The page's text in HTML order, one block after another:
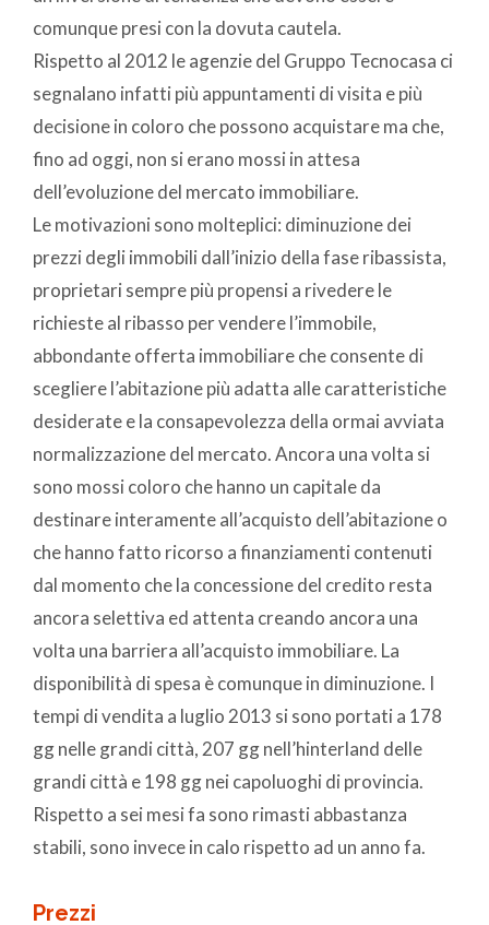
comunque presi con la dovuta cautela.
Rispetto al 2012 le agenzie del Gruppo Tecnocasa ci
segnalano infatti più appuntamenti di visita e più
decisione in coloro che possono acquistare ma che,
fino ad oggi, non si erano mossi in attesa
dell’evoluzione del mercato immobiliare.
Le motivazioni sono molteplici: diminuzione dei
prezzi degli immobili dall’inizio della fase ribassista,
proprietari sempre più propensi a rivedere le
richieste al ribasso per vendere l’immobile,
abbondante offerta immobiliare che consente di
scegliere l’abitazione più adatta alle caratteristiche
desiderate e la consapevolezza della ormai avviata
normalizzazione del mercato. Ancora una volta si
sono mossi coloro che hanno un capitale da
destinare interamente all’acquisto dell’abitazione o
che hanno fatto ricorso a finanziamenti contenuti
dal momento che la concessione del credito resta
ancora selettiva ed attenta creando ancora una
volta una barriera all’acquisto immobiliare. La
disponibilità di spesa è comunque in diminuzione. I
tempi di vendita a luglio 2013 si sono portati a 178
gg nelle grandi città, 207 gg nell’hinterland delle
grandi città e 198 gg nei capoluoghi di provincia.
Rispetto a sei mesi fa sono rimasti abbastanza
stabili, sono invece in calo rispetto ad un anno fa.
Prezzi